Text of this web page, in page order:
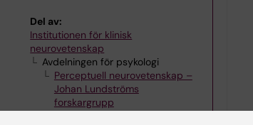
Del av:
Institutionen för klinisk
neurovetenskap
Avdelningen för psykologi
Perceptuell neurovetenskap –
Johan Lundströms
forskargrupp